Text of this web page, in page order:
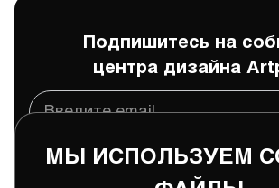
Подпишитесь на
центра дизайна
МЫ ИСПОЛЬЗУЕМ